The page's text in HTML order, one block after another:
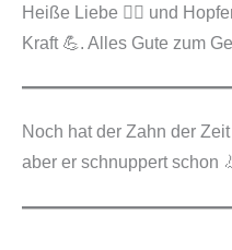
Heiße Liebe ❤️‍🔥 und
Kraft 💪. Alles Gute zum
Noch hat der Zahn der
aber er schnuppert schon